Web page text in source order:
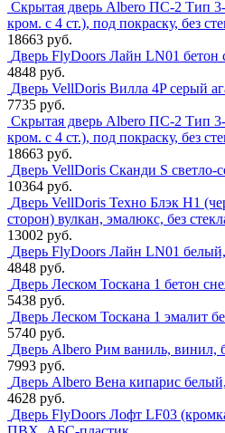
Скрытая дверь Albero ПС-2 Тип
кром. с 4 ст.), под покраску, без
18663 руб.
Дверь FlyDoors Лайн LN01 бетон
4848 руб.
Дверь VellDoris Вилла 4P серый
7735 руб.
Скрытая дверь Albero ПС-2 Тип
кром. с 4 ст.), под покраску, без
18663 руб.
Дверь VellDoris Сканди S светло-
10364 руб.
Дверь VellDoris Техно Блэк H1
сторон) вулкан, эмалюкс, без
13002 руб.
Дверь FlyDoors Лайн LN01
4848 руб.
Дверь Леском Тоскана 1 бетон
5438 руб.
Дверь Леском Тоскана 1 эмалит
5740 руб.
Дверь Albero Рим ваниль, винил,
7993 руб.
Дверь Albero Вена кипарис
4628 руб.
Дверь FlyDoors Лофт LF03